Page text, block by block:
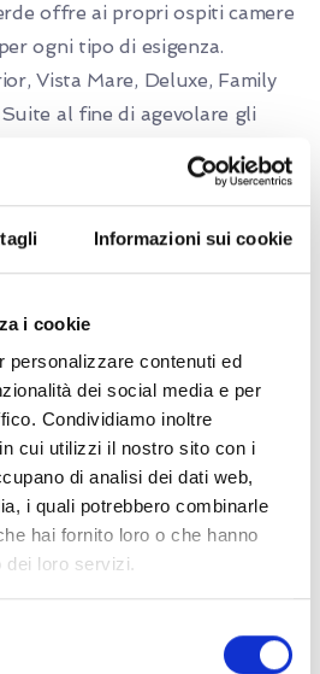
Informazioni sui cookie
i cookie
personalizzare contenuti ed
dei social media e per
Condividiamo inoltre
cui utilizzi il nostro sito con i
di analisi dei dati web,
i quali potrebbero combinarle
hai fornito loro o che hanno
dei loro servizi.
offre ai propri ospiti camere
ogni tipo di esigenza.
Vista Mare, Deluxe, Family
al fine di agevolare gli
SKY TV GOLD VISION,
minibar e telefono diretto.
doccia o vasca, asciugacapelli,
ingranditore.
Camera Superior